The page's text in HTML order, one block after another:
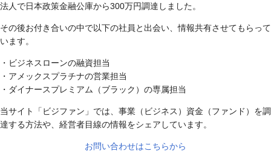
法人で日本政策金融公庫から300万円調達しました。
その後お付き合いの中で以下の社員と出会い、情報共有させてもらって
います。
・ビジネスローンの融資担当
・アメックスプラチナの営業担当
・ダイナースプレミアム（ブラック）の専属担当
当サイト「ビジファン」では、事業（ビジネス）資金（ファンド）を調
達する方法や、経営者目線の情報をシェアしています。
お問い合わせはこちらから